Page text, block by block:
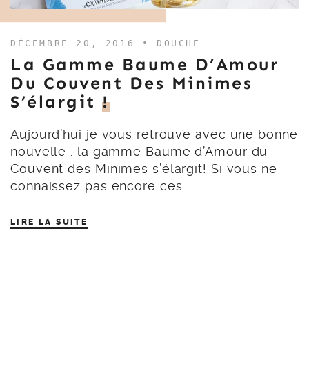
DÉCEMBRE 20, 2016 • DOUCHE
La Gamme Baume D’Amour
Du Couvent Des Minimes
S’élargit !
Aujourd’hui je vous retrouve avec une bonne
nouvelle : la gamme Baume d’Amour du
Couvent des Minimes s’élargit! Si vous ne
connaissez pas encore ces…
LIRE LA SUITE